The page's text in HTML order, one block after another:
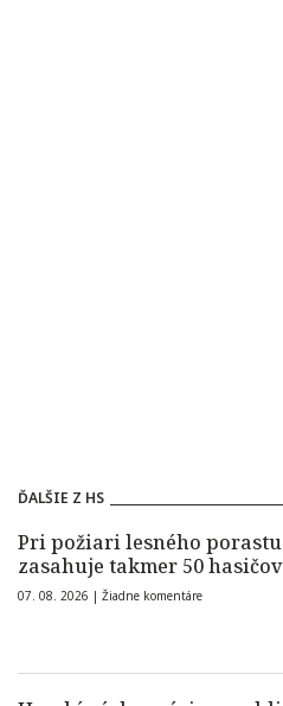
ĎALŠIE Z HS
Pri požiari lesného
zasahuje takmer 50 hasičov
07. 08. 2026 | Žiadne komentáre